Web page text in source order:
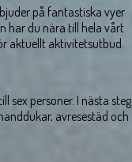
på fantastiska vyer
har du nära till hela vårt
aktuellt aktivitetsutbud.
sex personer. I nästa steg
avresestäd och